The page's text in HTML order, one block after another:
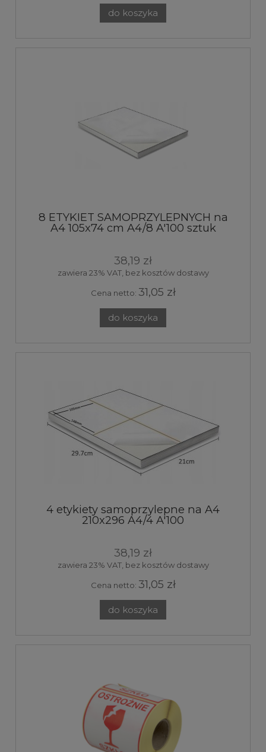
do koszyka
8 ETYKIET SAMOPRZYLEPNYCH na
A4 105x74 cm A4/8 A'100 sztuk
38,19 zł
zawiera 23% VAT, bez kosztów dostawy
Cena netto: 31,05 zł
do koszyka
4 etykiety samoprzylepne na A4
210x296 A4/4 A'100
38,19 zł
zawiera 23% VAT, bez kosztów dostawy
Cena netto: 31,05 zł
do koszyka